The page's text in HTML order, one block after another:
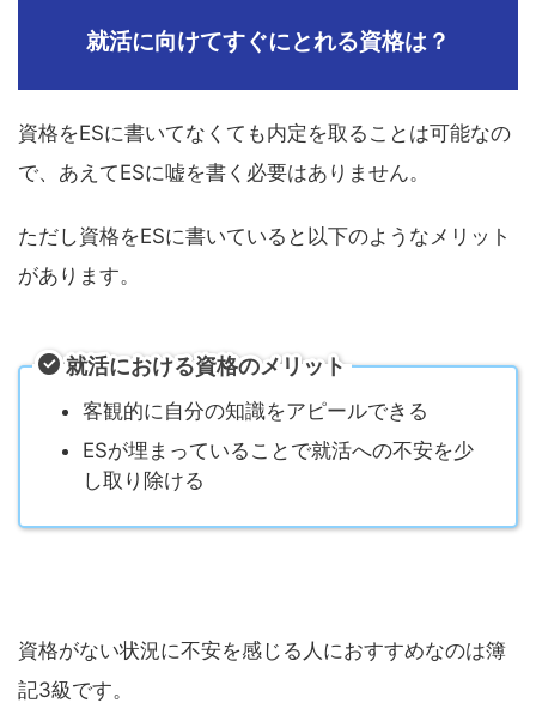
就活に向けてすぐにとれる資格は？
資格をESに書いてなくても内定を取ることは可能なの
で、あえてESに嘘を書く必要はありません。
ただし資格をESに書いていると以下のようなメリット
があります。
就活における資格のメリット
客観的に自分の知識をアピールできる
ESが埋まっていることで就活への不安を少
し取り除ける
資格がない状況に不安を感じる人におすすめなのは簿
記3級です。